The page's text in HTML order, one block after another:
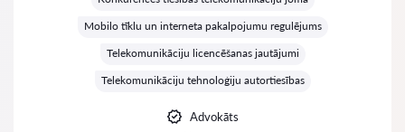
Mobilo tīklu un interneta pakalpojumu regulējums
Telekomunikāciju licencēšanas jautājumi
Telekomunikāciju tehnoloģiju autortiesības
Advokāts